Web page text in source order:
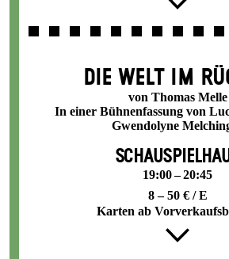
DIE WELT IM
von Thomas Melle
In einer Bühnenfassung von
Gwendolyne
19:00 – 20:45
8 – 50 € / E
Karten ab